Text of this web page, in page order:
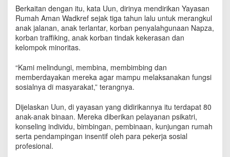
a
n
a
n
d
a
K
o
r
a
n
P
e
Berkaitan dengan itu, kata Uun, dirinya mendirikan Yayasan
Rumah Aman Wadkref sejak tiga tahun lalu untuk merangkul
anak jalanan, anak terlantar, korban penyalahgunaan Napza,
korban traffiking, anak korban tindak kekerasan dan
kelompok minoritas.
“Kami melindungi, membina, membimbing dan
memberdayakan mereka agar mampu melaksanakan fungsi
sosialnya di masyarakat,” terangnya.
Dijelaskan Uun, di yayasan yang didirikannya itu terdapat 80
anak-anak binaan. Mereka diberikan pelayanan psikatri,
konseling individu, bimbingan, pembinaan, kunjungan rumah
serta pendampingan insentif oleh para pekerja sosial
profesional.